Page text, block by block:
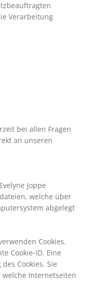
Verarbeitung
bei allen Fragen
an unseren
Joppe
welche über
abgelegt
Cookies.
Cookie-ID. Eine
Cookies. Sie
Internetseiten